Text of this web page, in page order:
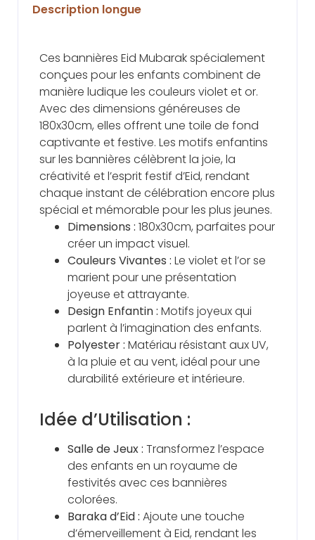
Description longue
Ces bannières Eid Mubarak spécialement
conçues pour les enfants combinent de
manière ludique les couleurs violet et or.
Avec des dimensions généreuses de
180x30cm, elles offrent une toile de fond
captivante et festive. Les motifs enfantins
sur les bannières célèbrent la joie, la
créativité et l’esprit festif d’Eid, rendant
chaque instant de célébration encore plus
spécial et mémorable pour les plus jeunes.
Dimensions : 180x30cm, parfaites pour
créer un impact visuel.
Couleurs Vivantes : Le violet et l’or se
marient pour une présentation
joyeuse et attrayante.
Design Enfantin : Motifs joyeux qui
parlent à l’imagination des enfants.
Polyester : Matériau résistant aux UV,
à la pluie et au vent, idéal pour une
durabilité extérieure et intérieure.
Idée d’Utilisation :
Salle de Jeux : Transformez l’espace
des enfants en un royaume de
festivités avec ces bannières
colorées.
Baraka d’Eid : Ajoute une touche
d’émerveillement à Eid, rendant les